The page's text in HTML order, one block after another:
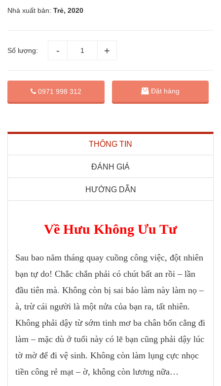
Nhà xuất bản: Trẻ, 2020
Số lượng:
0971 998 312 Đặt hàng
THÔNG TIN
ĐÁNH GIÁ
HƯỚNG DẪN
Về Hưu Không Ưu Tư
Sau bao năm tháng quay cuồng công việc, đột nhiên
bạn tự do! Chắc chắn phải có chút bất an rồi – lần
đầu tiên mà. Không còn bị sai bảo làm này làm nọ –
à, trừ cái người là một nửa của bạn ra, tất nhiên.
Không phải dậy từ sớm tinh mơ ba chân bốn cẳng đi
làm – mặc dù ở tuổi này có lẽ bạn cũng phải dậy lúc
tờ mờ để đi vệ sinh. Không còn làm lụng cực nhọc
tiền công rẻ mạt – ờ, không còn lương nữa…